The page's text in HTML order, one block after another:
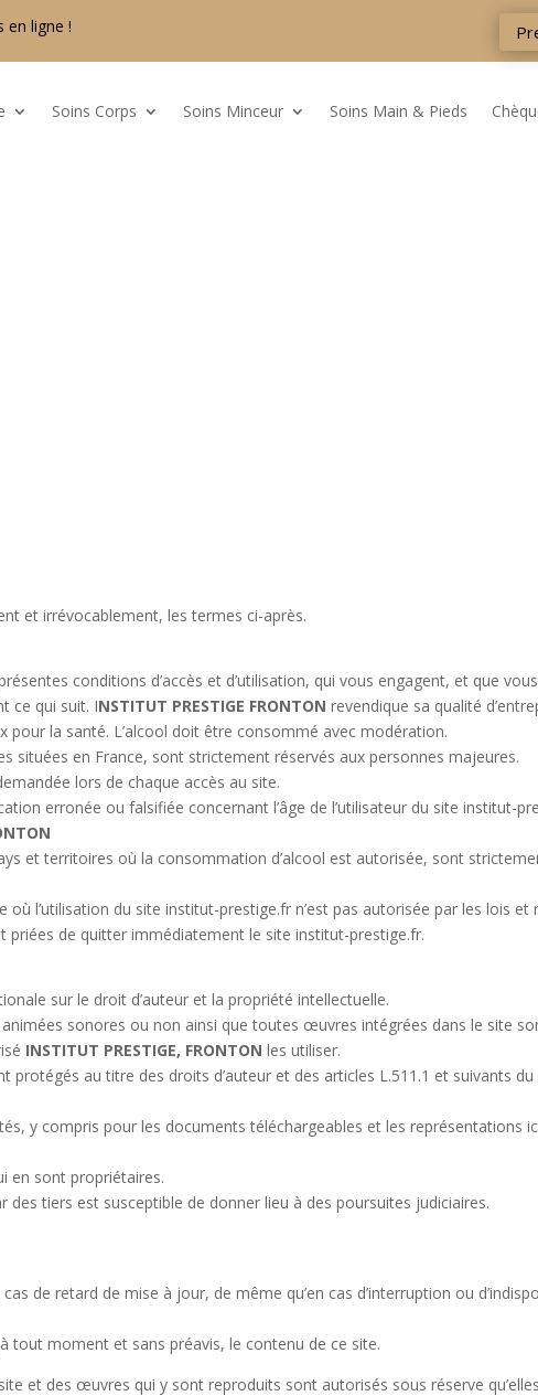
en ligne !
Soins Corps Soins Minceur Soins Main & Pieds
et irrévocablement, les termes ci-après.
conditions d’accès et d’utilisation, qui vous engagent, et que
ce qui suit. INSTITUT PRESTIGE FRONTON revendique sa qualité
pour la santé. L’alcool doit être consommé avec modération.
situées en France, sont strictement réservés aux personnes majeures.
lors de chaque accès au site.
erronée ou falsifiée concernant l’âge de l’utilisateur du site institut-
et territoires où la consommation d’alcool est autorisée, sont
l’utilisation du site institut-prestige.fr n’est pas autorisée par les lois
priées de quitter immédiatement le site institut-prestige.fr.
sur le droit d’auteur et la propriété intellectuelle.
sonores ou non ainsi que toutes œuvres intégrées dans le site
INSTITUT PRESTIGE, FRONTON les utiliser.
au titre des droits d’auteur et des articles L.511.1 et suivants
y compris pour les documents téléchargeables et les représentations
en sont propriétaires.
tiers est susceptible de donner lieu à des poursuites judiciaires.
de retard de mise à jour, de même qu’en cas d’interruption ou
tout moment et sans préavis, le contenu de ce site.
et des œuvres qui y sont reproduits sont autorisés sous réserve